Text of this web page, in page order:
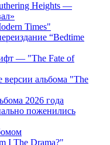
Heights —
Times"
“Bedtime
— "The Fate of
альбома "The
2026 года
поженились
I The Drama?"